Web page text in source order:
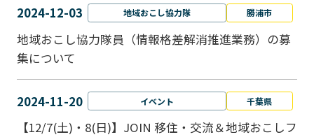
2024-12-03 地域おこし協力隊 勝浦市
地域おこし協力隊員（情報格差解消推進業務）の募
集について
2024-11-20 イベント 千葉県
【12/7(土)・8(日)】JOIN 移住・交流＆地域おこしフ